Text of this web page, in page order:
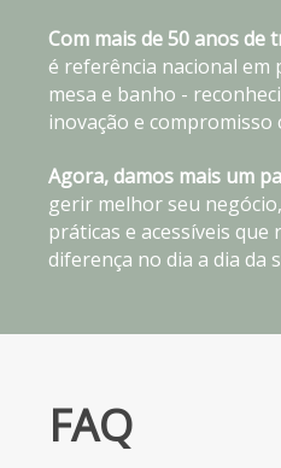
Com mais de 50 anos de
é referência nacional em
mesa e banho -
inovação e compromisso
Agora, damos mais um
gerir melhor seu
práticas e acessíveis que
diferença no dia a dia da
FAQ